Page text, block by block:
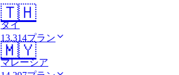
🇹🇭
タイ
13,314プラン
🇲🇾
マレーシア